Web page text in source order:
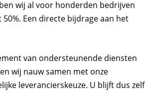
wij al voor honderden bedrijven
Een directe bijdrage aan het
van ondersteunende diensten
wij nauw samen met onze
leverancierskeuze. U blijft dus zelf